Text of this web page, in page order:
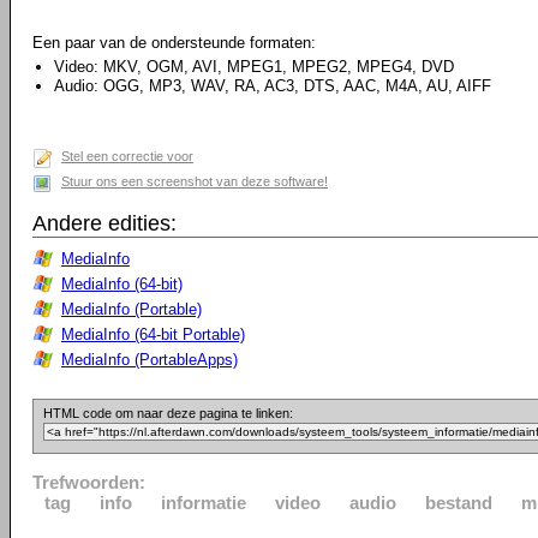
Een paar van de ondersteunde formaten:
Video: MKV, OGM, AVI, MPEG1, MPEG2, MPEG4, DVD
Audio: OGG, MP3, WAV, RA, AC3, DTS, AAC, M4A, AU, AIFF
Stel een correctie voor
Stuur ons een screenshot van deze software!
Andere edities:
MediaInfo
MediaInfo (64-bit)
MediaInfo (Portable)
MediaInfo (64-bit Portable)
MediaInfo (PortableApps)
HTML code om naar deze pagina te linken:
Trefwoorden:
tag
info informatie video audio bestand